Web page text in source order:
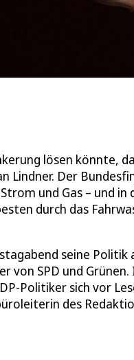
lösen könnte,
Der
und Gas – und
durch das
seine Politik
von SPD und
Politiker sich vor
des